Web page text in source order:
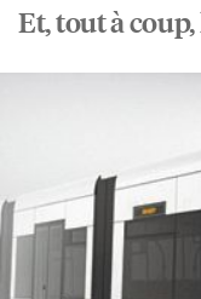
Et, tout à